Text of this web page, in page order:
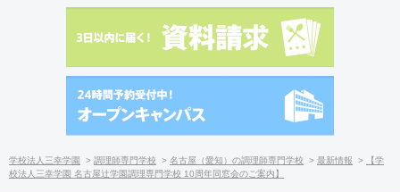
学校法人三幸学園 調理師専門学校 名古屋（愛知）の調理師専門学校 最新情報
【学
校法人三幸学園 名古屋辻学園調理専門学校 10周年同窓会のご案内】